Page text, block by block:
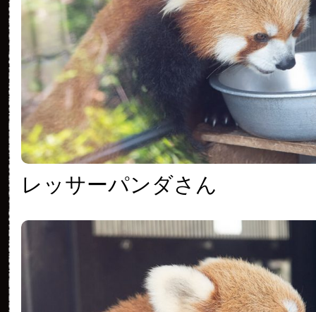
レッサーパンダさん